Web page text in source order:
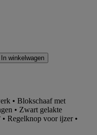
In winkelwagen
• Blokschaaf met
• Zwart gelakte
Regelknop voor ijzer •